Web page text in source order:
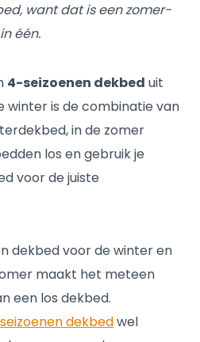
want dat is een zomer-
één.
4-seizoenen dekbed uit
winter is de combinatie van
in de zomer
los en gebruik je
voor de juiste
dekbed voor de winter en
maakt het meteen
een los dekbed.
dekbedwel